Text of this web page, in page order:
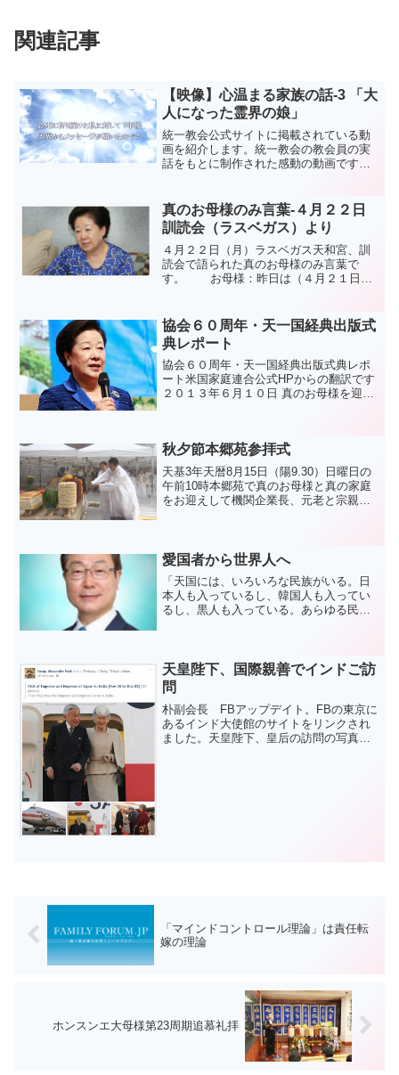
関連記事
【映像】心温まる家族の話-3 「大
人になった霊界の娘」
統一教会公式サイトに掲載されている動
画を紹介します。統一教会の教会員の実
話をもとに制作された感動の動画です。
は霊界をテーマにした内容です。
真のお母様のみ言葉-４月２２日
訓読会（ラスベガス）より
４月２２日（月）ラスベガス天和宮、訓
読会で語られた真のお母様のみ言葉で
す。 お母様：昨日は（４月２１日２
み言葉の箇所を抜粋して見ました。その
後、牧会者がお母...
協会６０周年・天一国経典出版式
典レポート
協会６０周年・天一国経典出版式典レポ
ート米国家庭連合公式HPからの翻訳です
２０１３年６月１０日 真のお母様を迎
ーで開かれた。ヤンチャ...
秋夕節本郷苑参拝式
天基3年天暦8月15日（陽9.30）日曜日の
午前10時本郷苑で真のお母様と真の家庭
をお迎えして機関企業長、元老と宗親、
秋夕節本...
愛国者から世界人へ
「天国には、いろいろな民族がいる。日
本人も入っているし、韓国人も入ってい
るし、黒人も入っている。あらゆる民族
うだ』とね。今まで自分た...
天皇陛下、国際親善でインドご訪
問
朴副会長 FBアップデイト。FBの東京に
あるインド大使館のサイトをリンクされ
ました。天皇陛下、皇后の訪問の写真が
「マインドコントロール理論」は責任転
嫁の理論
ホンスンエ大母様第23周期追慕礼拝